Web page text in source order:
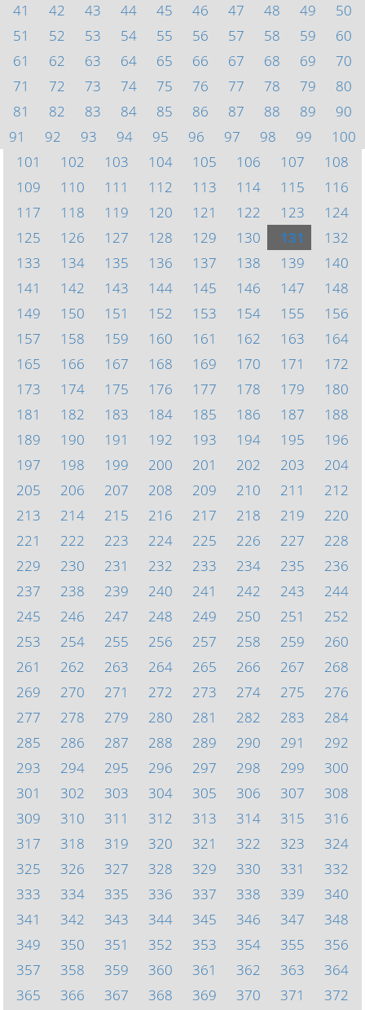
41
42 43 44 45 46 47 48 49
50
51
52 53 54 55 56 57 58 59
60
61
62 63 64 65 66 67 68 69
70
71
72 73 74 75 76 77 78 79
80
81
82 83 84 85 86 87 88 89
90
91
92 93 94 95 96 97 98 99
100
101
102 103 104 105 106 107
108
109
110 111 112 113 114 115
116
117
118 119 120 121 122 123
124
125
126 127 128 129 130 131
132
133
134 135 136 137 138 139
140
141
142 143 144 145 146 147
148
149
150 151 152 153 154 155
156
157
158 159 160 161 162 163
164
165
166 167 168 169 170 171
172
173
174 175 176 177 178 179
180
181
182 183 184 185 186 187
188
189
190 191 192 193 194 195
196
197
198 199 200 201 202 203
204
205
206 207 208 209 210 211
212
213
214 215 216 217 218 219
220
221
222 223 224 225 226 227
228
229
230 231 232 233 234 235
236
237
238 239 240 241 242 243
244
245
246 247 248 249 250 251
252
253
254 255 256 257 258 259
260
261
262 263 264 265 266 267
268
269
270 271 272 273 274 275
276
277
278 279 280 281 282 283
284
285
286 287 288 289 290 291
292
293
294 295 296 297 298 299
300
301
302 303 304 305 306 307
308
309
310 311 312 313 314 315
316
317
318 319 320 321 322 323
324
325
326 327 328 329 330 331
332
333
334 335 336 337 338 339
340
341
342 343 344 345 346 347
348
349
350 351 352 353 354 355
356
357
358 359 360 361 362 363
364
365
366 367 368 369 370 371 372